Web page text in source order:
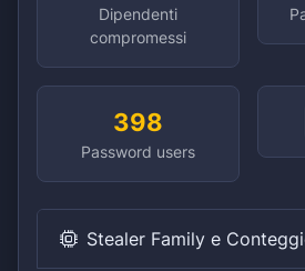
Dipendenti
compromessi
398
Password users
Stealer Family e